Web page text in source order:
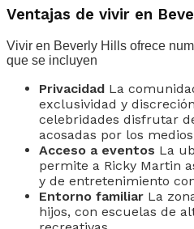
Ventajas de vivir en
Vivir en Beverly Hills ofrece
que se incluyen
Privacidad La
exclusividad y
celebridades disfrutar
acosadas por los
Acceso a eventos La
permite a Ricky Martin
y de entretenimiento
Entorno familiar La
hijos, con escuelas de